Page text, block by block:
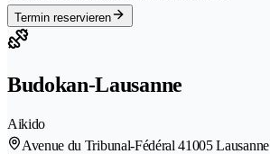
Termin reservieren
Budokan-Lausanne
Aikido
Avenue du Tribunal-Fédéral 41005 Lausanne